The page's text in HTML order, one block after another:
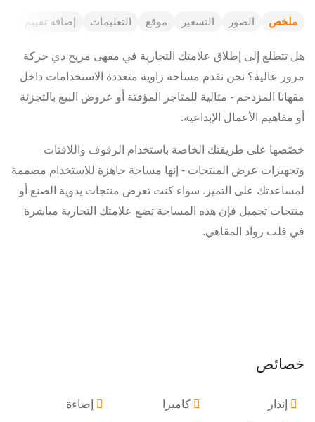
ملخص الصور التسعير موقع التعليمات إضافة تقييم
هل تتطلع إلى إطلاق علامتك التجارية في مقهى مريح ذي حركة
مرور عالية؟ نحن نقدم مساحة زاوية متعددة الاستخدامات داخل
مقهانا المزدحم - مثالية للمتاجر المؤقتة أو عروض البيع بالتجزئة
أو مفاهيم الأعمال الإبداعية.
خصّصها على طريقتك الخاصة باستخدام الرفوف واللافتات
وتجهيزات عرض المنتجات - إنها مساحة جاهزة للاستخدام مصممة
لمساعدتك على التميز. سواء كنت تعرض منتجات يدوية الصنع أو
منتجات تجميل فإن هذه المساحة تضع علامتك التجارية مباشرة
في قلب رواد المقاهي.
خصائص
إنذار كاميرا إضاءة